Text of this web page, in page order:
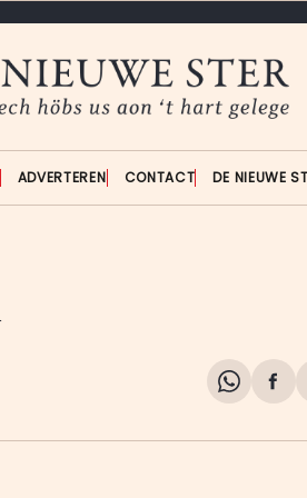
ADVERTEREN CONTACT DE NIEUWE
Share